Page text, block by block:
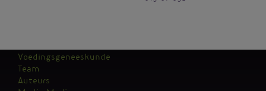
Kantoormenu
Voedingsgeneeskunde
Team
Auteurs